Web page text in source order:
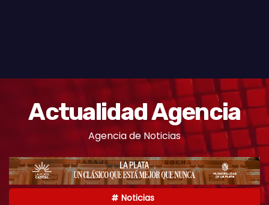
Actualidad Agencia
Agencia de Noticias
Noticias